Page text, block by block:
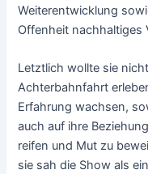
Weiterentwicklung
Offenheit nachhaltiges
Letztlich wollte sie
Achterbahnfahrt
Erfahrung wachsen,
auch auf ihre
reifen und Mut zu
sie sah die Show als